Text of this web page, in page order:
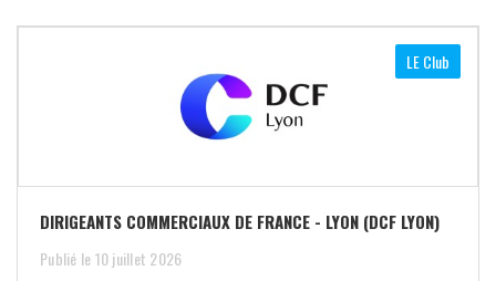
LE Club
DIRIGEANTS COMMERCIAUX DE FRANCE - LYON (DCF LYON)
Publié le 10 juillet 2026